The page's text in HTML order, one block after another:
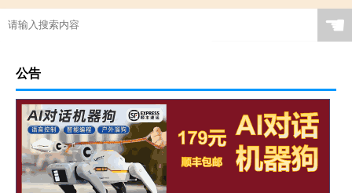
☚
公告